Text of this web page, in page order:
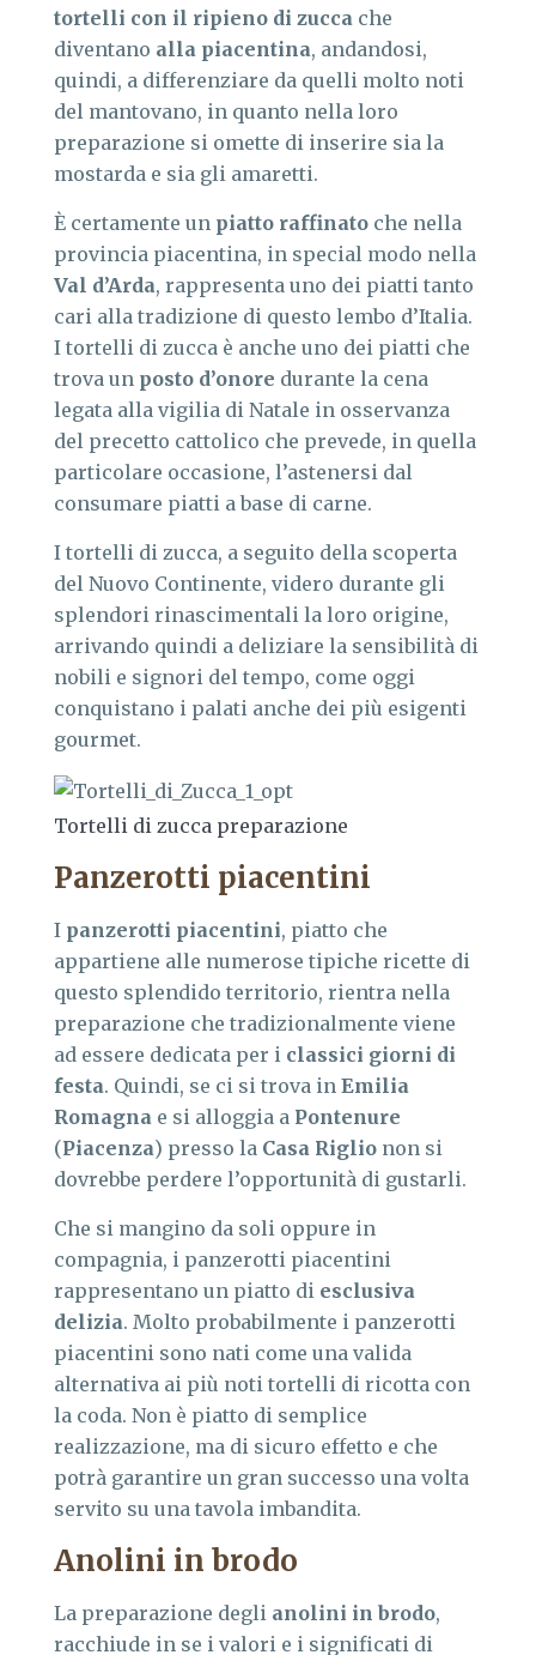
tortelli con il ripieno di zucca che
diventano alla piacentina, andandosi,
quindi, a differenziare da quelli molto noti
del mantovano, in quanto nella loro
preparazione si omette di inserire sia la
mostarda e sia gli amaretti.
È certamente un piatto raffinato che nella
provincia piacentina, in special modo nella
Val d’Arda, rappresenta uno dei piatti tanto
cari alla tradizione di questo lembo d’Italia.
I tortelli di zucca è anche uno dei piatti che
trova un posto d’onore durante la cena
legata alla vigilia di Natale in osservanza
del precetto cattolico che prevede, in quella
particolare occasione, l’astenersi dal
consumare piatti a base di carne.
I tortelli di zucca, a seguito della scoperta
del Nuovo Continente, videro durante gli
splendori rinascimentali la loro origine,
arrivando quindi a deliziare la sensibilità di
nobili e signori del tempo, come oggi
conquistano i palati anche dei più esigenti
gourmet.
Tortelli di zucca preparazione
Panzerotti piacentini
I panzerotti piacentini, piatto che
appartiene alle numerose tipiche ricette di
questo splendido territorio, rientra nella
preparazione che tradizionalmente viene
ad essere dedicata per i classici giorni di
festa. Quindi, se ci si trova in Emilia
Romagna e si alloggia a Pontenure
(Piacenza) presso la Casa Riglio non si
dovrebbe perdere l’opportunità di gustarli.
Che si mangino da soli oppure in
compagnia, i panzerotti piacentini
rappresentano un piatto di esclusiva
delizia. Molto probabilmente i panzerotti
piacentini sono nati come una valida
alternativa ai più noti tortelli di ricotta con
la coda. Non è piatto di semplice
realizzazione, ma di sicuro effetto e che
potrà garantire un gran successo una volta
servito su una tavola imbandita.
Anolini in brodo
La preparazione degli anolini in brodo,
racchiude in se i valori e i significati di